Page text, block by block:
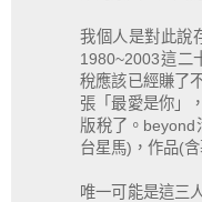
我個人是對此說
1980~2003這二
稅應該已經賺了
張「最愛是你」
版稅了。beyond
台星馬)，作品(
唯一可能是這三